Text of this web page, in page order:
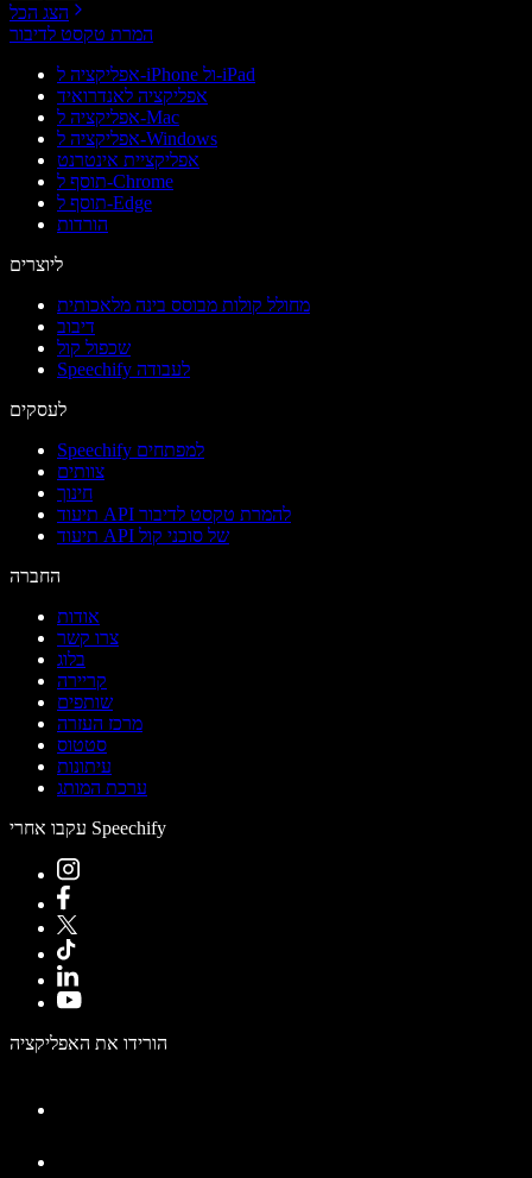
הצג הכל
המרת טקסט לדיבור
אפליקציה ל-iPhone ול-iPad
אפליקציה לאנדרואיד
אפליקציה ל-Mac
אפליקציה ל-Windows
אפליקציית אינטרנט
תוסף ל-Chrome
תוסף ל-Edge
הורדות
ליוצרים
מחולל קולות מבוסס בינה מלאכותית
דיבוב
שכפול קול
Speechify לעבודה
לעסקים
Speechify למפתחים
צוותים
חינוך
תיעוד API להמרת טקסט לדיבור
תיעוד API של סוכני קול
החברה
אודות
צרו קשר
בלוג
קריירה
שותפים
מרכז העזרה
סטטוס
עיתונות
ערכת המותג
עקבו אחרי Speechify
הורידו את האפליקציה